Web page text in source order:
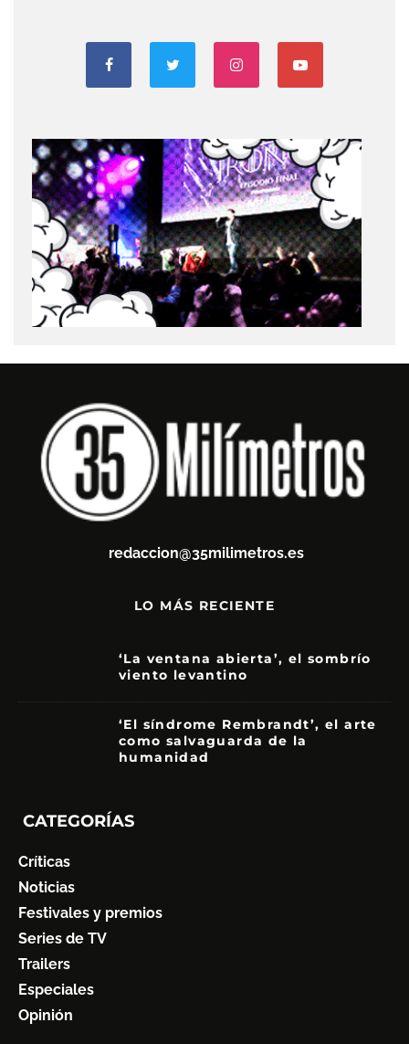
redaccion@35milimetros.es
LO MÁS RECIENTE
‘La ventana abierta’, el sombrío
viento levantino
‘El síndrome Rembrandt’, el arte
como salvaguarda de la
humanidad
CATEGORÍAS
Críticas
Noticias
Festivales y premios
Series de TV
Trailers
Especiales
Opinión